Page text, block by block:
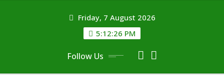
Friday, 7 August 2026
5:12:27 PM
Follow Us